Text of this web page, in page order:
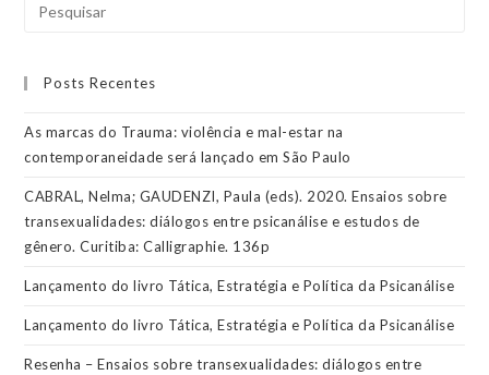
Posts Recentes
As marcas do Trauma: violência e mal-estar na
contemporaneidade será lançado em São Paulo
CABRAL, Nelma; GAUDENZI, Paula (eds). 2020. Ensaios sobre
transexualidades: diálogos entre psicanálise e estudos de
gênero. Curitiba: Calligraphie. 136p
Lançamento do livro Tática, Estratégia e Política da Psicanálise
Lançamento do livro Tática, Estratégia e Política da Psicanálise
Resenha – Ensaios sobre transexualidades: diálogos entre